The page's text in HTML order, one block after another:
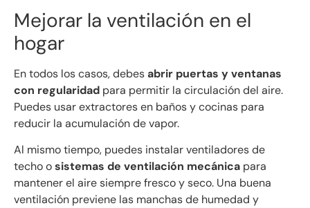
Mejorar la ventilación en el
hogar
En todos los casos, debesabrir puertas y ventanas
con regularidad para permitir la circulación del aire.
Puedes usar extractores en baños y cocinas para
reducir la acumulación de vapor.
Al mismo tiempo, puedes instalar ventiladores de
techo osistemas de ventilación mecánica para
mantener el aire siempre fresco y seco. Una buena
ventilación previene las manchas de humedad y